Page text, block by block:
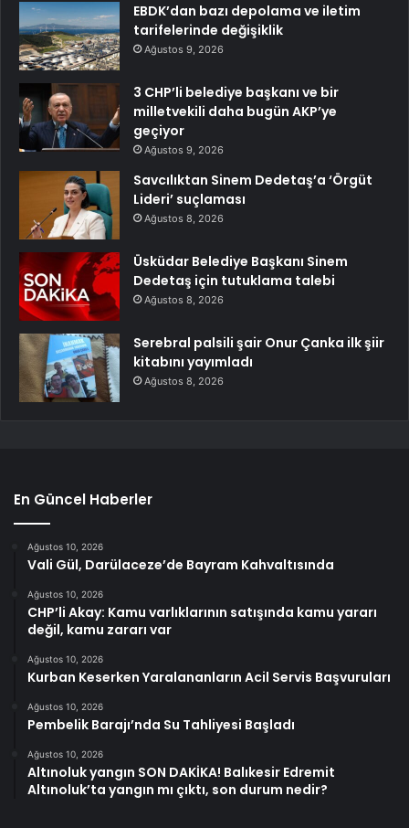
EBDK’dan bazı depolama ve iletim
tarifelerinde değişiklik
Ağustos 9, 2026
3 CHP’li belediye başkanı ve bir
milletvekili daha bugün AKP’ye
geçiyor
Ağustos 9, 2026
Savcılıktan Sinem Dedetaş’a ‘Örgüt
Lideri’ suçlaması
Ağustos 8, 2026
Üsküdar Belediye Başkanı Sinem
Dedetaş için tutuklama talebi
Ağustos 8, 2026
Serebral palsili şair Onur Çanka ilk şiir
kitabını yayımladı
Ağustos 8, 2026
En Güncel Haberler
Ağustos 10, 2026
Vali Gül, Darülaceze’de Bayram Kahvaltısında
Ağustos 10, 2026
CHP’li Akay: Kamu varlıklarının satışında kamu yararı
değil, kamu zararı var
Ağustos 10, 2026
Kurban Keserken Yaralananların Acil Servis Başvuruları
Ağustos 10, 2026
Pembelik Barajı’nda Su Tahliyesi Başladı
Ağustos 10, 2026
Altınoluk yangın SON DAKİKA! Balıkesir Edremit
Altınoluk’ta yangın mı çıktı, son durum nedir?